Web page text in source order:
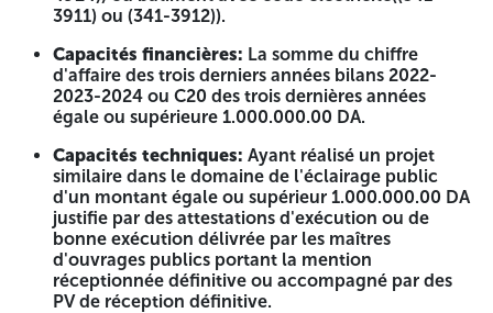
Réalisation
travaux
d'amélioration
urbaine
Laacheche et
leterrain de
proximité
commune
Boudriaa ben
yadjis sur une
distance de
300 m (voiries
et trottoirs,
drainage des
eaux pluviales
)
03 et Plus
Activité
hydraulique
avec activité
secondaire
travaux publics
principale
bâtiment avec
activité
secondaire
travaux publics
Lot 02 :
Réalisation
travaux
Activité
3911) ou (341-3912)).
Capacités financières: La somme du chiffre
d'affaire des trois derniers années bilans 2022-
2023-2024 ou C20 des trois dernières années
égale ou supérieure 1.000.000.00 DA.
Capacités techniques: Ayant réalisé un projet
similaire dans le domaine de l'éclairage public
d'un montant égale ou supérieur 1.000.000.00 DA
justifie par des attestations d'exécution ou de
bonne exécution délivrée par les maîtres
d'ouvrages publics portant la mention
réceptionnée définitive ou accompagné par des
PV de réception définitive.